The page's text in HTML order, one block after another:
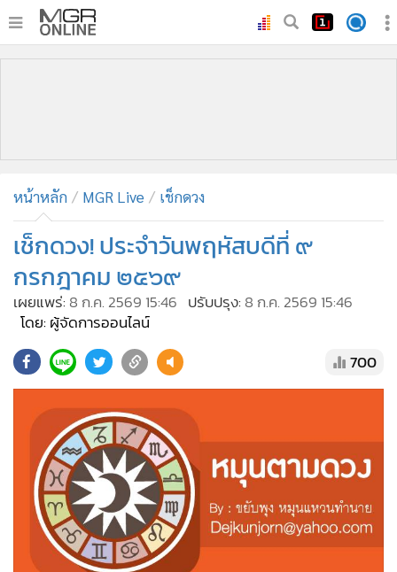
• บันเทิง
ผู้จัดการรายวัน
• คอลัมนิสต์
• ละคร
CbizReview
• ผู้จัดกวน
Green Innovation & SD
Management & HR
MGR Live
Infographic
การเมือง
ท่องเที่ยว
หน้าหลัก MGR Live เช็กดวง
เช็กดวง! ประจำวันพฤหัสบดีที่ ๙
กรกฎาคม ๒๕๖๙
เผยแพร่: 8 ก.ค. 2569 15:46 ปรับปรุง: 8 ก.ค. 2569 15:46
โดย: ผู้จัดการออนไลน์
700